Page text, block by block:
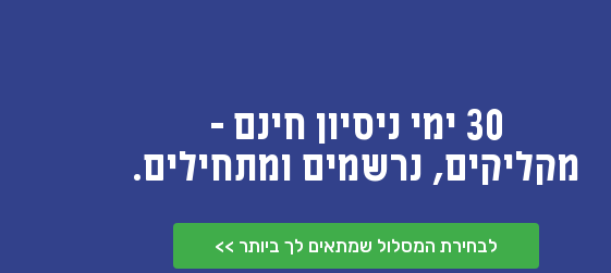
30 ימי ניסיון חינם -
מקליקים, נרשמים ומתחילים.
לבחירת המסלול שמתאים לך ביותר >>